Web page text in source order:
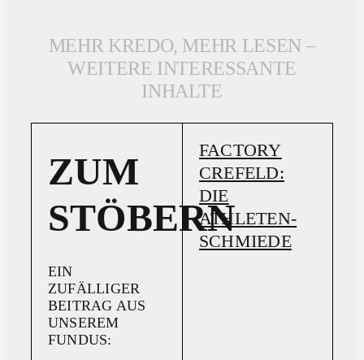
MEHR KREDO, MEHR LESEN –
WEITERE INTERESSANTE
INHALTE
ZUM
STÖBERN
EIN
ZUFÄLLIGER
BEITRAG AUS
UNSEREM
FUNDUS:
FACTORY
CREFELD:
DIE
ATHLETEN-
SCHMIEDE